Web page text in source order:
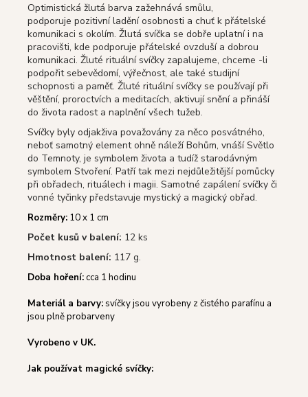
Optimistická žlutá barva zažehnává smůlu,
podporuje pozitivní ladění osobnosti a chuť k přátelské
komunikaci s okolím. Žlutá svíčka se dobře uplatní i na
pracovišti, kde podporuje přátelské ovzduší a dobrou
komunikaci. Žluté rituální svíčky zapalujeme, chceme -li
podpořit sebevědomí, výřečnost, ale také studijní
schopnosti a paměť. Žluté rituální svíčky se používají při
věštění, proroctvích a meditacích, aktivují snění a přináší
do života radost a naplnění všech tužeb.
Svíčky byly odjakživa považovány za něco posvátného,
neboť samotný element ohně náleží Bohům, vnáší Světlo
do Temnoty, je symbolem života a tudíž starodávným
symbolem Stvoření. Patří tak mezi nejdůležitější pomůcky
při obřadech, rituálech i magii. Samotné zapálení svíčky či
vonné tyčinky představuje mystický a magický obřad.
Rozměry: 10 x 1 cm
Počet kusů v balení: 12 ks
Hmotnost balení: 117 g.
Doba hoření:cca 1 hodinu
Materiál a barvy:svíčky jsou vyrobeny z čistého parafínu a
jsou plně probarveny
Vyrobeno v UK.
Jak používat magické svíčky: